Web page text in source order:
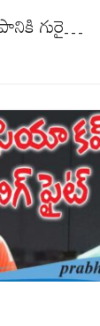
గురై…